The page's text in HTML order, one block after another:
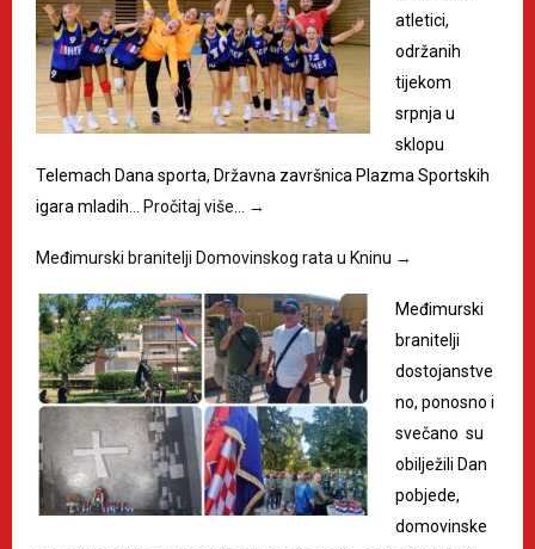
atletici,
održanih
tijekom
srpnja u
sklopu
Telemach Dana sporta, Državna završnica Plazma Sportskih
igara mladih…
Pročitaj više… →
Međimurski branitelji Domovinskog rata u Kninu →
Međimurski
branitelji
dostojanstve
no, ponosno i
svečano su
obilježili Dan
pobjede,
domovinske